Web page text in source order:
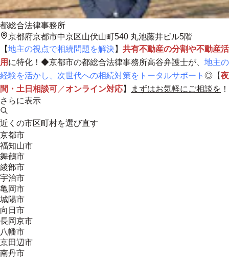
都総合法律事務所
京都府京都市中京区山伏山町540 丸池藤井ビル5階
【地主の視点で相続問題を解決】 共有不動産の分割や不動産活
用 に特化！◆京都市の都総合法律事務所高谷弁護士が、 地主の
経験を活かし、次世代への相続対策をトータルサポート ◎【夜
間・土日相談可 ／オンライン対応】 まずはお気軽にご相談を ！
さらに表示
近くの市区町村を選び直す
京都市
福知山市
舞鶴市
綾部市
宇治市
亀岡市
城陽市
向日市
長岡京市
八幡市
京田辺市
南丹市